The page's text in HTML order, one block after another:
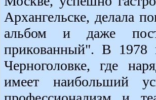
Архангельске, делала
альбом и даже
прикованный". В 1978
Черноголовке, где
имеет наибольший